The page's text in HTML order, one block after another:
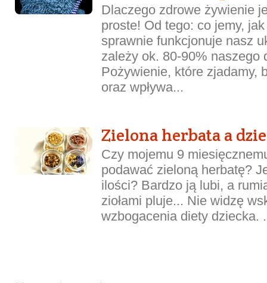
Dlaczego zdrowe żywienie
proste! Od tego: co jemy,
sprawnie funkcjonuje nasz
zależy ok. 80-90% naszego
Pożywienie, które zjadamy,
oraz wpływa...
Zielona herbata a
Czy mojemu 9
podawać zieloną herbatę?
ilości? Bardzo ją lubi, a
ziołami pluje... Nie widzę
wzbogacenia diety dziecka.